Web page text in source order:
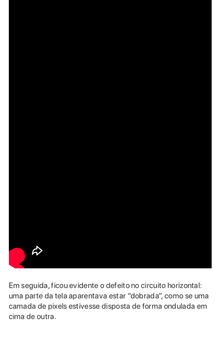
Em seguida, ficou evidente o defeito no circuito horizontal:
uma parte da tela aparentava estar “dobrada”, como se uma
camada de pixels estivesse disposta de forma ondulada em
cima de outra.